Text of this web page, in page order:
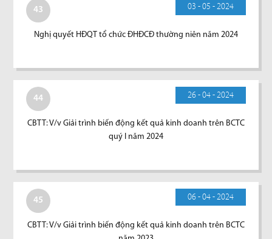
43 03 - 05 - 2024
Nghị quyết HĐQT tổ chức ĐHĐCĐ thường niên năm 2024
44 26 - 04 - 2024
CBTT: V/v Giải trình biến động kết quả kinh doanh trên BCTC
quý I năm 2024
45 06 - 04 - 2024
CBTT: V/v Giải trình biến động kết quả kinh doanh trên BCTC